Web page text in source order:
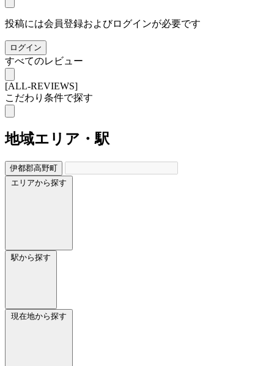
投稿には会員登録およびログインが必要です
ログイン
すべてのレビュー
[ALL-REVIEWS]
こだわり条件で探す
地域エリア・駅
伊都郡高野町
エリアから探す
駅から探す
現在地から探す